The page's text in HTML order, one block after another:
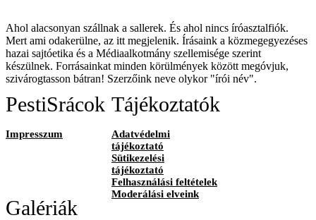
Ahol alacsonyan szállnak a sallerek. És ahol nincs íróasztalfiók.
Mert ami odakerülne, az itt megjelenik. Írásaink a közmegegyezéses
hazai sajtóetika és a Médiaalkotmány szellemisége szerint
készülnek. Forrásainkat minden körülmények között megóvjuk,
szivárogtasson bátran! Szerzőink neve olykor "írói név".
PestiSrácok
Impresszum
Tájékoztatók
Adatvédelmi
tájékoztató
Sütikezelési
tájékoztató
Felhasználási feltételek
Moderálási elveink
Galériák